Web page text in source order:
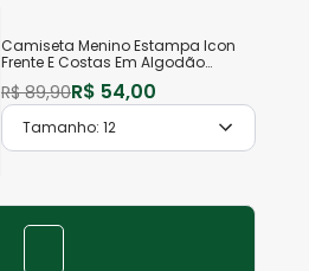
Camiseta Menino Estampa Icon
Frente E Costas Em Algodão
Malwee Kids
R$ 89,90R$ 54,00
Tamanho:12